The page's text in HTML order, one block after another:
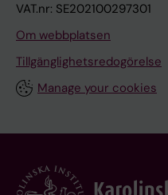
VAT.nr: SE202100297301
Om webbplatsen
Tillgänglighetsredogörelse
Manage your cookies